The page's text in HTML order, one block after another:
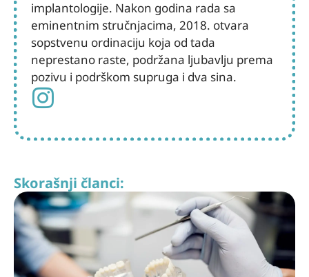
implantologije. Nakon godina rada sa
eminentnim stručnjacima, 2018. otvara
sopstvenu ordinaciju koja od tada
neprestano raste, podržana ljubavlju prema
pozivu i podrškom supruga i dva sina.
Skorašnji članci: